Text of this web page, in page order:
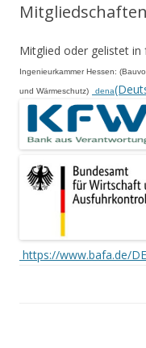
Mitgliedschaften
Mitglied oder gelistet in
Ingenieurkammer Hessen:
und Wärmeschutz) dena
https://www.bafa.de/